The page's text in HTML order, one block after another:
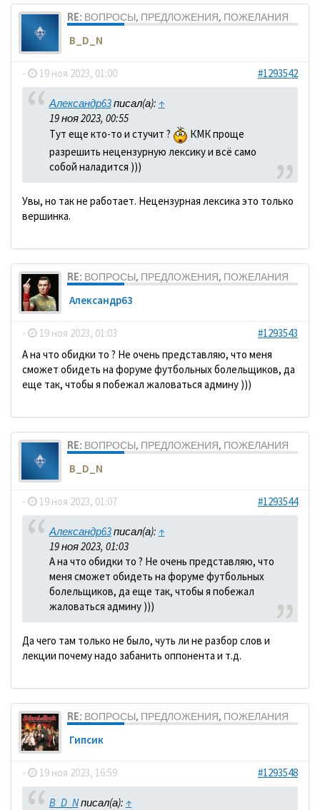
RE: ВОПРОСЫ, ПРЕДЛОЖЕНИЯ, ПОЖЕЛАНИЯ
B_D_N
- 19 ноя 2023, 01:00 #1293542
Александр63писал(а): ↑
19 ноя 2023, 00:55
Тут еще кто-то и стучит ?
КМК проще
разрешить нецензурную лексику и всё само
собой наладится )))
Увы, но так не работает. Нецензурная лексика это только
вершинка.
RE: ВОПРОСЫ, ПРЕДЛОЖЕНИЯ, ПОЖЕЛАНИЯ
Александр63
- 19 ноя 2023, 01:03
#1293543
А на что обидки то ? Не очень представляю, что меня
сможет обидеть на форуме футбольных болельщиков, да
еще так, чтобы я побежал жаловаться админу )))
RE: ВОПРОСЫ, ПРЕДЛОЖЕНИЯ, ПОЖЕЛАНИЯ
B_D_N
- 19 ноя 2023, 01:07 #1293544
Александр63писал(а): ↑
19 ноя 2023, 01:03
А на что обидки то ? Не очень представляю, что
меня сможет обидеть на форуме футбольных
болельщиков, да еще так, чтобы я побежал
жаловаться админу )))
Да чего там только не было, чуть ли не разбор слов и
лекции почему надо забанить оппонента и т.д.
RE: ВОПРОСЫ, ПРЕДЛОЖЕНИЯ, ПОЖЕЛАНИЯ
Гипсик
- 19 ноя 2023, 16:59 #1293548
B_D_Nписал(а): ↑